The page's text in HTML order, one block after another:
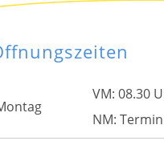
VM: 08.30
NM: